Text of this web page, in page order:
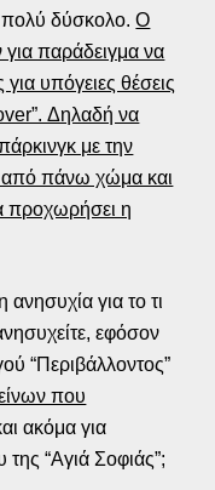
πολύ δύσκολο.Ο
παράδειγμα να
υπόγειες θέσεις
Δηλαδή να
με την
από πάνω χώμα και
προχωρήσει η
για το τι
εφόσον
“Περιβάλλοντος”
που
ακόμα για
“Αγιά Σοφιάς”;